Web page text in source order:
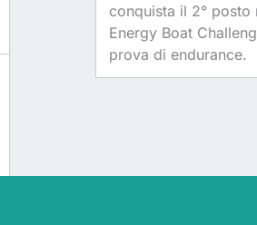
conquista il 2° posto
Energy Boat
prova di endurance.